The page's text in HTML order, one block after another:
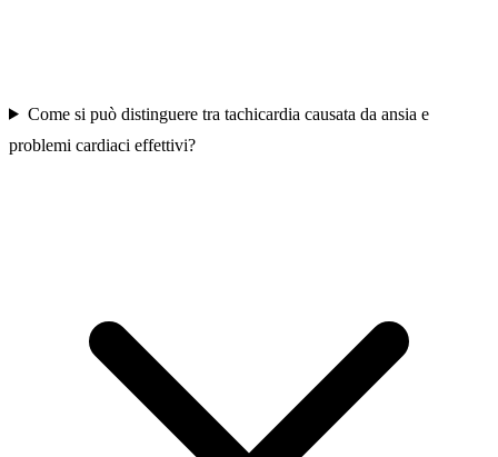
Come si può distinguere tra tachicardia causata da ansia e
problemi cardiaci effettivi?